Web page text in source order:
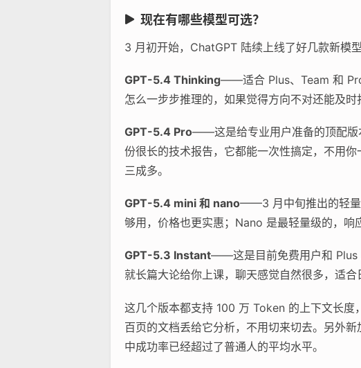
现在有哪些模型可选？
3 月初开始，ChatGPT 陆续上线了好几款新模
GPT-5.4 Thinking——适合 Plus、Team 和
怎么一步步推理的，如果觉得方向不对还能及
GPT-5.4 Pro——这是给专业用户准备的顶配版
份很长的技术报告，它都能一次性搞定，不用
三成多。
GPT-5.4 mini 和 nano——3 月中旬推出的轻量
够用，价格也更实惠；Nano 是最轻量级的，响
GPT-5.3 Instant——这是目前免费用户和 Plus
就长篇大论给你上课，聊天感觉自然很多，适合
这几个版本都支持 100 万 Token 的上下文长度
百页的文档丢给它分析，不用切来切去。另外
中成功率已经超过了普通人的平均水平。